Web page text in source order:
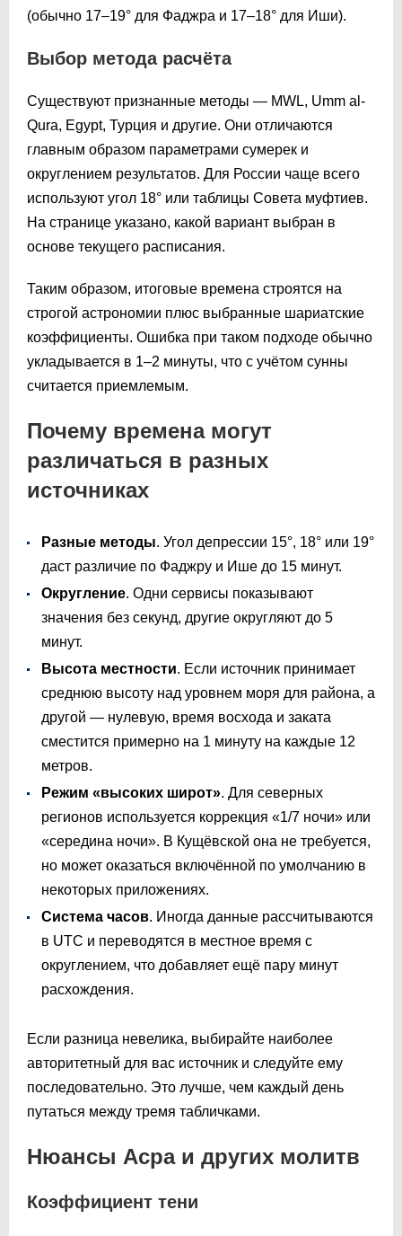
(обычно 17–19° для Фаджра и 17–18° для Иши).
Выбор метода расчёта
Существуют признанные методы — MWL, Umm al-
Qura, Egypt, Турция и другие. Они отличаются
главным образом параметрами сумерек и
округлением результатов. Для России чаще всего
используют угол 18° или таблицы Совета муфтиев.
На странице указано, какой вариант выбран в
основе текущего расписания.
Таким образом, итоговые времена строятся на
строгой астрономии плюс выбранные шариатские
коэффициенты. Ошибка при таком подходе обычно
укладывается в 1–2 минуты, что с учётом сунны
считается приемлемым.
Почему времена могут
различаться в разных
источниках
Разные методы. Угол депрессии 15°, 18° или 19°
даст различие по Фаджру и Ише до 15 минут.
Округление. Одни сервисы показывают
значения без секунд, другие округляют до 5
минут.
Высота местности. Если источник принимает
среднюю высоту над уровнем моря для района, а
другой — нулевую, время восхода и заката
сместится примерно на 1 минуту на каждые 12
метров.
Режим «высоких широт». Для северных
регионов используется коррекция «1/7 ночи» или
«середина ночи». В Кущёвской она не требуется,
но может оказаться включённой по умолчанию в
некоторых приложениях.
Система часов. Иногда данные рассчитываются
в UTC и переводятся в местное время с
округлением, что добавляет ещё пару минут
расхождения.
Если разница невелика, выбирайте наиболее
авторитетный для вас источник и следуйте ему
последовательно. Это лучше, чем каждый день
путаться между тремя табличками.
Нюансы Асра и других молитв
Коэффициент тени